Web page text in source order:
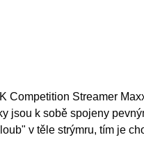
Competition Streamer
jsou k sobě spojeny
v těle strýmru, tím je